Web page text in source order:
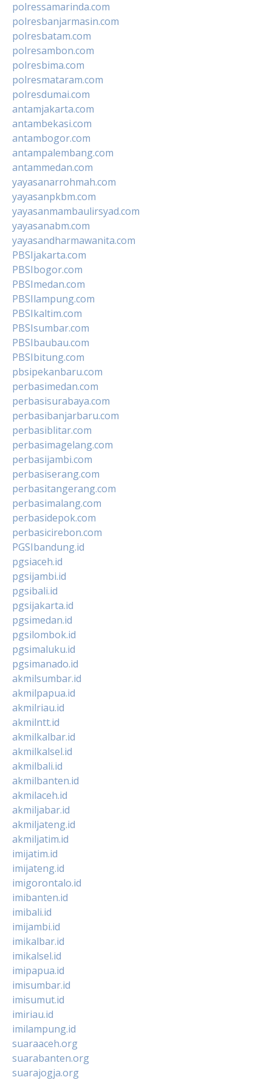
polressamarinda.com
polresbanjarmasin.com
polresbatam.com
polresambon.com
polresbima.com
polresmataram.com
polresdumai.com
antamjakarta.com
antambekasi.com
antambogor.com
antampalembang.com
antammedan.com
yayasanarrohmah.com
yayasanpkbm.com
yayasanmambaulirsyad.com
yayasanabm.com
yayasandharmawanita.com
PBSIjakarta.com
PBSIbogor.com
PBSImedan.com
PBSIlampung.com
PBSIkaltim.com
PBSIsumbar.com
PBSIbaubau.com
PBSIbitung.com
pbsipekanbaru.com
perbasimedan.com
perbasisurabaya.com
perbasibanjarbaru.com
perbasiblitar.com
perbasimagelang.com
perbasijambi.com
perbasiserang.com
perbasitangerang.com
perbasimalang.com
perbasidepok.com
perbasicirebon.com
PGSIbandung.id
pgsiaceh.id
pgsijambi.id
pgsibali.id
pgsijakarta.id
pgsimedan.id
pgsilombok.id
pgsimaluku.id
pgsimanado.id
akmilsumbar.id
akmilpapua.id
akmilriau.id
akmilntt.id
akmilkalbar.id
akmilkalsel.id
akmilbali.id
akmilbanten.id
akmilaceh.id
akmiljabar.id
akmiljateng.id
akmiljatim.id
imijatim.id
imijateng.id
imigorontalo.id
imibanten.id
imibali.id
imijambi.id
imikalbar.id
imikalsel.id
imipapua.id
imisumbar.id
imisumut.id
imiriau.id
imilampung.id
suaraaceh.org
suarabanten.org
suarajogja.org